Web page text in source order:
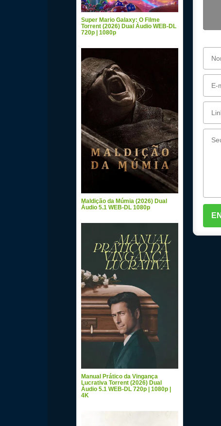
Super Mario Galaxy: O Filme
Torrent (2026) Dual Áudio WEB-DL
720p | 1080p
Maldição da Múmia (2026) Dual
Áudio 5.1 WEB-DL 1080p
Manual Prático da Vingança
Lucrativa Torrent (2026) Dual
Áudio 5.1 WEB-DL 720p | 1080p |
4K